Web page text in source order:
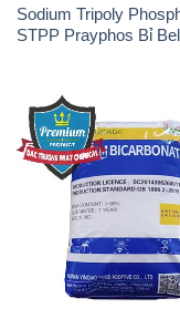
Sodium Tripoly
STPP Prayphos Bỉ